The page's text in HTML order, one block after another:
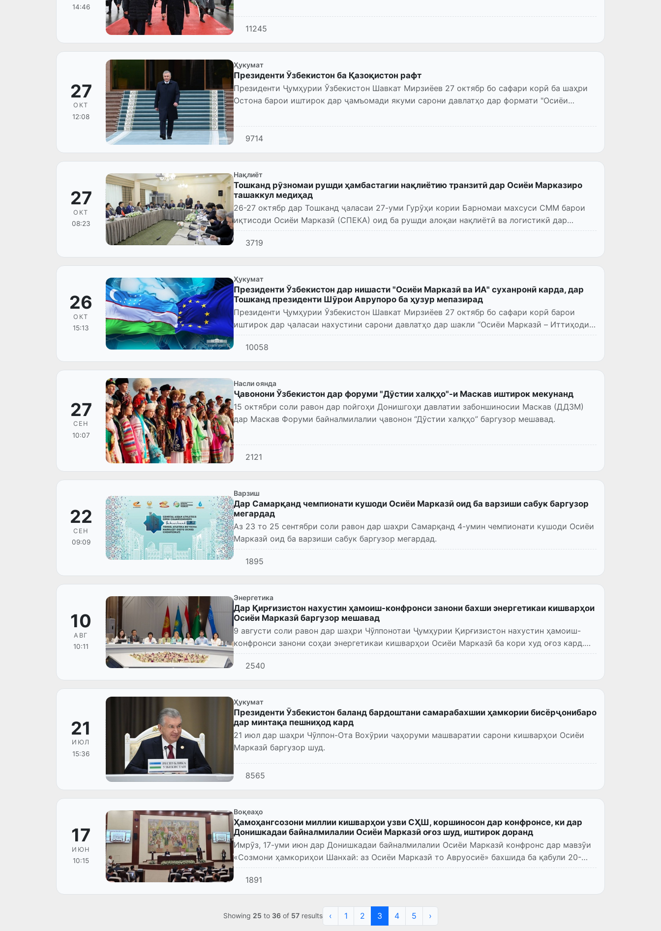
14:46
11245
27
ОКТ
12:08
Ҳукумат
Президенти Ӯзбекистон ба Қазоқистон рафт
Президенти Ҷумҳурии Ўзбекистон Шавкат Мирзиёев 27 октябр бо сафари корӣ ба шаҳри
Остона барои иштирок дар ҷамъомади якуми сарони давлатҳо дар формати "Осиёи
9714
27
ОКТ
08:23
Нақлиёт
Тошканд рӯзномаи рушди ҳамбастагии нақлиётию транзитӣ дар Осиёи Марказиро
ташаккул медиҳад
26-27 октябр дар Тошканд ҷаласаи 27-уми Гурӯҳи кории Барномаи махсуси СММ барои
иқтисоди Осиёи Марказӣ (СПЕКА) оид ба рушди алоқаи нақлиётӣ ва логистикӣ дар
минтақа баргузор мешава...
3719
26
ОКТ
15:13
Ҳукумат
Президенти Ўзбекистон дар нишасти "Осиёи Марказӣ ва ИА" суханронӣ карда, дар
Тошканд президенти Шӯрои Аврупоро ба ҳузур мепазирад
Президенти Ҷумҳурии Ўзбекистон Шавкат Мирзиёев 27 октябр бо сафари корӣ барои
иштирок дар ҷаласаи нахустини сарони давлатҳо дар шакли “Осиёи Марказӣ – Иттиҳоди
Аврупо” ба шаҳри Ост...
10058
27
СЕН
10:07
Насли оянда
Ҷавонони Ўзбекистон дар форуми "Дӯстии халқҳо"-и Маскав иштирок мекунанд
15 октябри соли равон дар пойгоҳи Донишгоҳи давлатии забоншиносии Маскав (ДДЗМ)
дар Маскав Форуми байналмилалии ҷавонон “Дӯстии халқҳо” баргузор мешавад.
2121
22
СЕН
09:09
Варзиш
Дар Самарқанд чемпионати кушоди Осиёи Марказӣ оид ба варзиши сабук баргузор
мегардад
Аз 23 то 25 сентябри соли равон дар шаҳри Самарқанд 4-умин чемпионати кушоди Осиёи
Марказӣ оид ба варзиши сабук баргузор мегардад.
1895
10
АВГ
10:11
Энергетика
Дар Қирғизистон нахустин ҳамоиш-конфронси занони бахши энергетикаи кишварҳои
Осиёи Марказӣ баргузор мешавад
9 августи соли равон дар шаҳри Чӯлпонотаи Ҷумҳурии Қирғизистон нахустин ҳамоиш-
конфронси занони соҳаи энергетикаи кишварҳои Осиёи Марказӣ ба кори худ оғоз кард.
Дар он таҳти сарвар...
2540
21
ИЮЛ
15:36
Ҳукумат
Президенти Ӯзбекистон баланд бардоштани самарабахшии ҳамкории бисёрҷонибаро
дар минтақа пешниҳод кард
21 июл дар шаҳри Чӯлпон-Ота Вохӯрии чаҳоруми машваратии сарони кишварҳои Осиёи
Марказӣ баргузор шуд.
8565
17
ИЮН
10:15
Воқеаҳо
Ҳамоҳангсозони миллии кишварҳои узви СҲШ, коршиносон дар конфронсе, ки дар
Донишкадаи байналмилалии Осиёи Марказӣ оғоз шуд, иштирок доранд
Имрӯз, 17-уми июн дар Донишкадаи байналмилалии Осиёи Марказӣ конфронс дар мавзӯи
«Созмони ҳамкориҳои Шанхай: аз Осиёи Марказӣ то Авруосиё» бахшида ба қабули 20-
солагии Оинномаи СҲШ...
1891
Showing 25 to 36of 57results ‹ 1 2 3 4 5 ›